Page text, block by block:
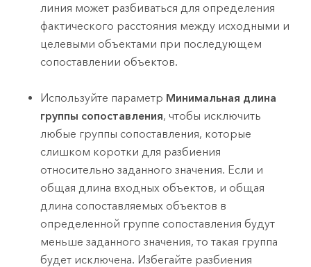
линия может разбиваться для определения
фактического расстояния между исходными и
целевыми объектами при последующем
сопоставлении объектов.
Используйте параметр Минимальная длина
группы сопоставления, чтобы исключить
любые группы сопоставления, которые
слишком коротки для разбиения
относительно заданного значения. Если и
общая длина входных объектов, и общая
длина сопоставляемых объектов в
определенной группе сопоставления будут
меньше заданного значения, то такая группа
будет исключена. Избегайте разбиения